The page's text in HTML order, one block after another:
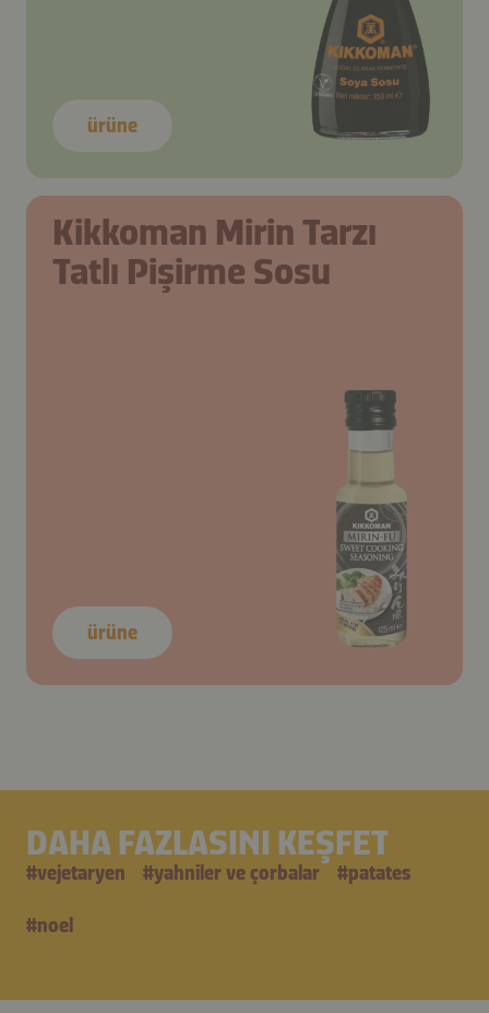
ürüne
Kikkoman Mirin Tarzı
Tatlı Pişirme Sosu
ürüne
DAHA FAZLASINI KEŞFET
#vejetaryen #yahniler ve çorbalar #patates
#noel